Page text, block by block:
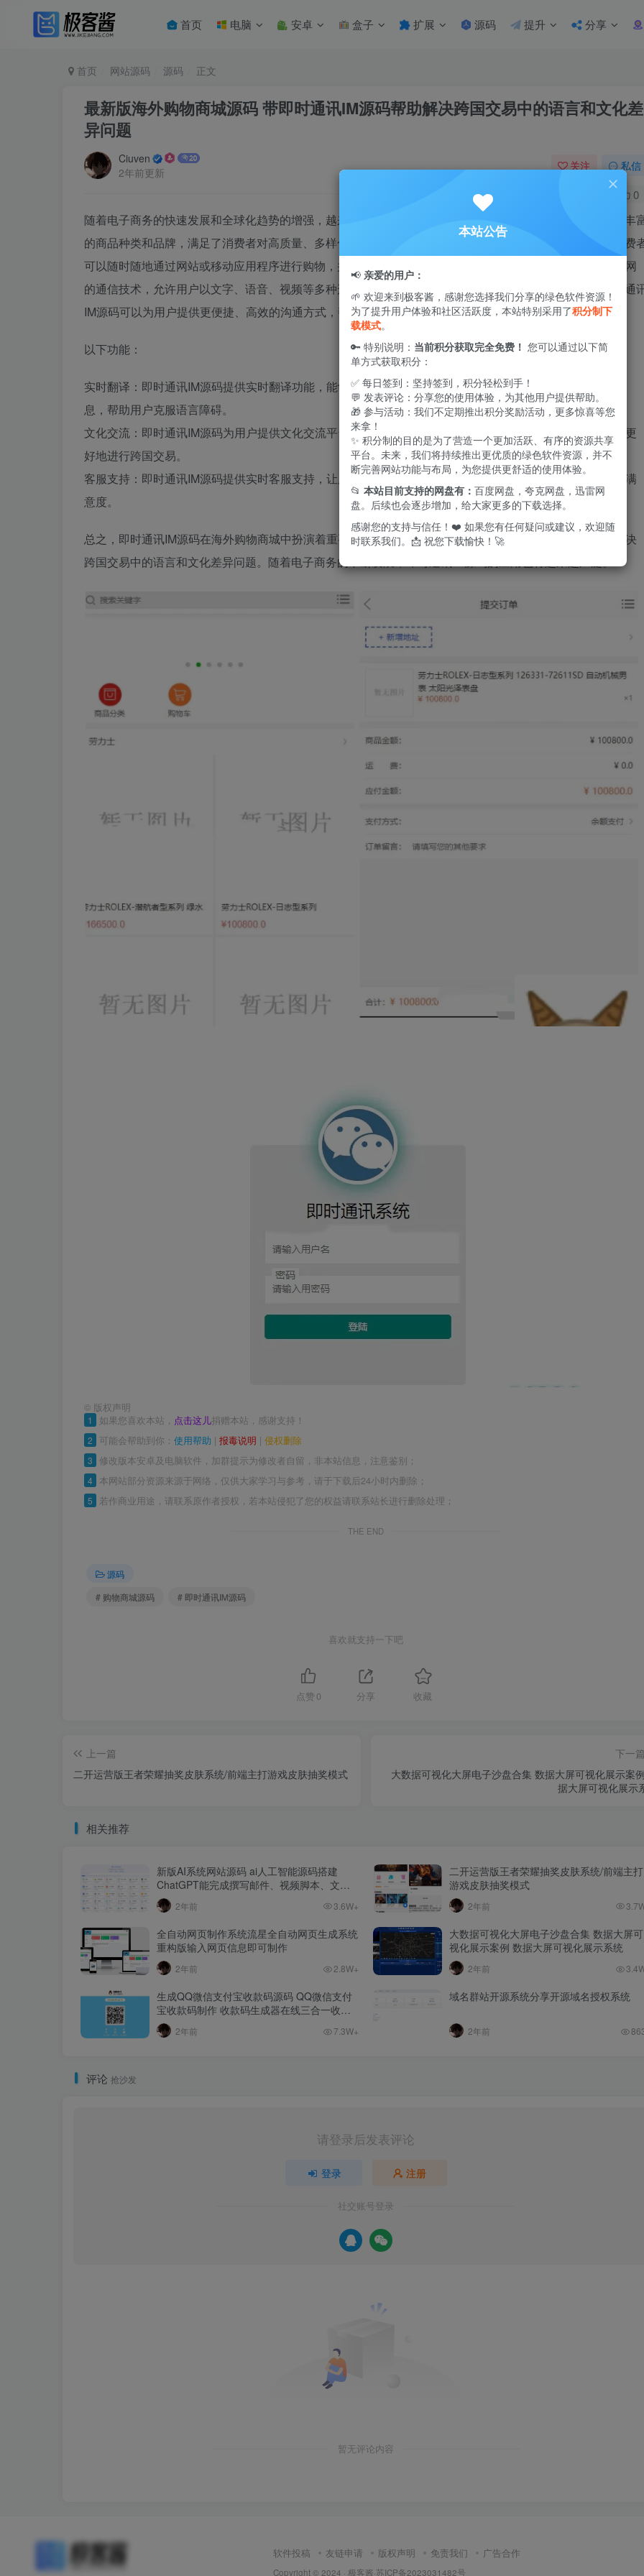
首页 电脑 安卓 盒子 扩展 源码 提升 分享
首页 网站源码 源码 正文
最新版海外购物商城源码 带即时通讯IM源码帮助解决跨国交易中的语言和文化差
异问题
Ciuven
2年前更新
关注 私信
0
随着电子商务的快速发展和全球化趋势的增强，越来越多的消费者选择海外购物商城。海外购物商城提供了丰
的商品种类和品牌，满足了消费者对高质量、多样化商品的需求。而且，它还提供了更方便的购物体验，消费
可以随时随地通过网站或移动应用程序进行购物，并享受送货上门的服务。
是一种基于互联网
的通信技术，允许用户以文字、语音、视频等多种形式与其他用户进行实时交流。在海外购物商城中，即时通
IM源码可以为用户提供更便捷、高效的沟通方式，帮助解决跨国交易中的语言和文化差异问题。
以下功能：
实时翻译：即时通讯IM源码提供实时翻译功能，能够快速准确地翻译不同语言之间的文字、语音、视频等信
息，帮助用户克服语言障碍。
文化交流：即时通讯IM源码为用户提供文化交流平台，让用户了解不同国家和地区的文化背景和习俗，从而更
好地进行跨国交易。
客服支持：即时通讯IM源码提供实时客服支持，让用户在购物过程中随时获得帮助和答案，提升购物体验和满
意度。
总之，即时通讯IM源码在海外购物商城中扮演着重要的角色，可以为用户提供更方便、高效的沟通方式，解决
跨国交易中的语言和文化差异问题。随着电子商务的不断发展，即时通讯IM源码的应用也将越来越广泛。
© 版权声明
1 如果您喜欢本站， 点击这儿捐赠本站，感谢支持！
2 可能会帮助到你： 使用帮助 | 报毒说明 | 侵权删除
3 修改版本安卓及电脑软件，加群提示为修改者自留，非本站信息，注意鉴别；
4 本网站部分资源来源于网络，仅供大家学习与参考，请于下载后24小时内删除；
5 若作商业用途，请联系原作者授权，若本站侵犯了您的权益请联系站长进行删除处理；
THE END
源码
# 购物商城源码
# 即时通讯IM源码
喜欢就支持一下吧
点赞 0 分享 收藏
上一篇
二开运营版王者荣耀抽奖皮肤系统/前端主打游戏皮肤抽奖模式
下一篇
大数据可视化大屏电子沙盘合集 数据大屏可视化展示案
据大屏可视化展示
相关推荐
新版AI系统网站源码 ai人工智能源码搭建
ChatGPT能完成撰写邮件、视频脚本、文
案、翻译、代码，写论文等任务
2年前 3.6W+
二开运营版王者荣耀抽奖皮肤系统/前端主打
游戏皮肤抽奖模式
2年前
全自动网页制作系统流星全自动网页生成系统
重构版输入网页信息即可制作
2年前 2.8W+
大数据可视化大屏电子沙盘合集 数据大屏可
视化展示案例 数据大屏可视化展示系统
2年前
生成QQ微信支付宝收款码源码 QQ微信支付
宝收款码制作 收款码生成器在线三合一收款
二维码源码
2年前 7.3W+
域名群站开源系统分享开源域名授权系统
2年前
评论 抢沙发
请登录后发表评论
登录 注册
社交账号登录
暂无评论内容
软件投稿 友链申请 版权声明 免责我们 广告合作
Copyright © 2024 · 极客酱·苏ICP备2023031482号
本站公告
📢 亲爱的用户：
🌱 欢迎来到极客酱，感谢您选择我们分享的绿色软件资源！
为了提升用户体验和社区活跃度，本站特别采用了积分制下
载模式。
🔑 特别说明： 当前积分获取完全免费！ 您可以通过以下简
单方式获取积分：
✅ 每日签到：坚持签到，积分轻松到手！
💬 发表评论：分享您的使用体验，为其他用户提供帮助。
🎁 参与活动：我们不定期推出积分奖励活动，更多惊喜等您
来拿！
✨ 积分制的目的是为了营造一个更加活跃、有序的资源共享
平台。未来，我们将持续推出更优质的绿色软件资源，并不
断完善网站功能与布局，为您提供更舒适的使用体验。
📂 本站目前支持的网盘有： 百度网盘，夸克网盘，迅雷网
盘。后续也会逐步增加，给大家更多的下载选择。
感谢您的支持与信任！❤️ 如果您有任何疑问或建议，欢迎随
时联系我们。📩 祝您下载愉快！🚀